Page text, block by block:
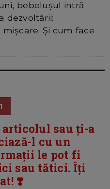
bebelușul intră
dezvoltării:
Și cum face
1
sau ți-a
l cu un
le pot fi
sau tătici. Îți
❣️